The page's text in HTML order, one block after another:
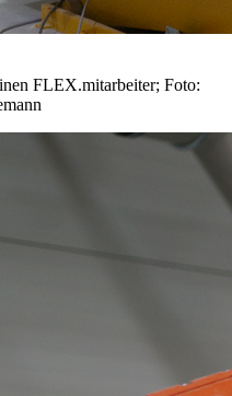
FLEX.mitarbeiter; Foto: